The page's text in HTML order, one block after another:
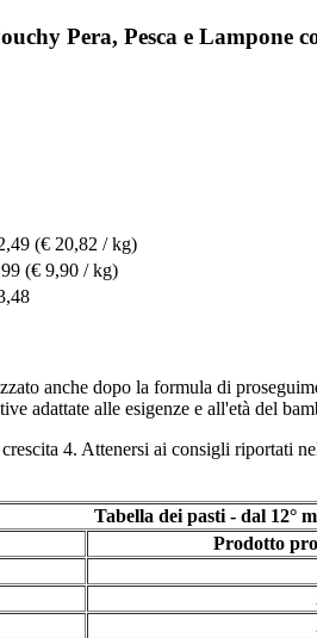
Pera, Pesca e Lampone
(€ 20,82 / kg)
(€ 9,90 / kg)
anche dopo la formula di
adattate alle esigenze e all'età del
4. Attenersi ai consigli riportati
Tabella dei pasti - dal 12°
Prodotto